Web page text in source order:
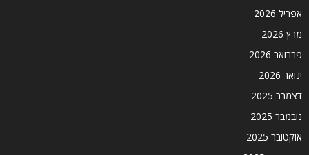
אפריל 2026
מרץ 2026
פברואר 2026
ינואר 2026
דצמבר 2025
נובמבר 2025
אוקטובר 2025